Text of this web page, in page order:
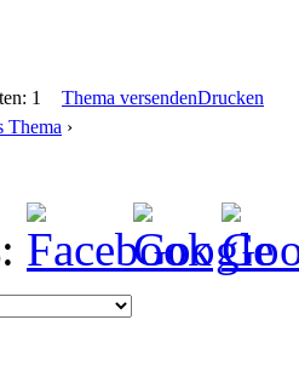
1 Thema versendenDrucken
Thema ›
: